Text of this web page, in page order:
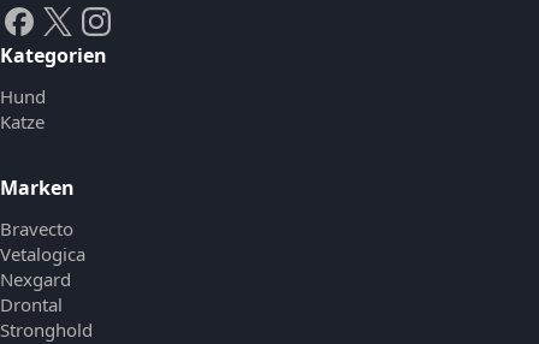
Kategorien
Hund
Katze
Marken
Bravecto
Vetalogica
Nexgard
Drontal
Stronghold